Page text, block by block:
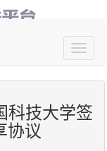
科技大学签
协议